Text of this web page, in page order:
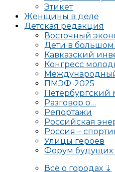
Этикет
Женщины в деле
Детская редакция
Восточный
Дети в большом
Кавказский
Конгресс
ПМЭФ-2025
Разговор о…
Репортажи
Российская
Россия –
Улицы героев
Форум будущих
Всё о городах ⇣